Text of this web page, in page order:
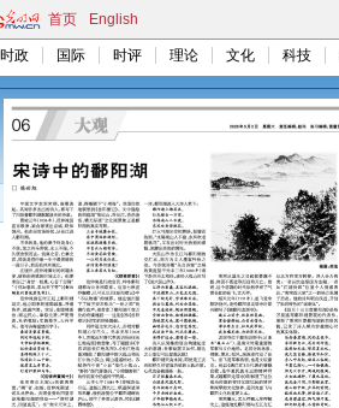
首页 English
时政 国际 时评 理论 文化 科技